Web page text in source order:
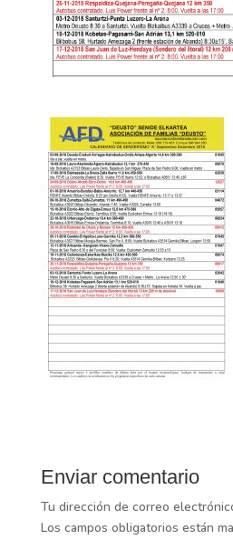
Enviar comentario
Tu dirección de correo
Los campos obligatorios están